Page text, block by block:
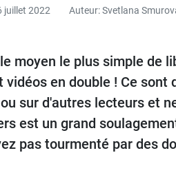
juillet 2022 Auteur: Svetlana
moyen le plus simple de
vidéos en double ! Ce
sur d'autres lecteurs et
est un grand
pas tourmenté par des